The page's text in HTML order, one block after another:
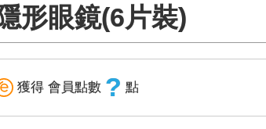
形眼鏡(6片裝)
獲得 會員點數 ? 點